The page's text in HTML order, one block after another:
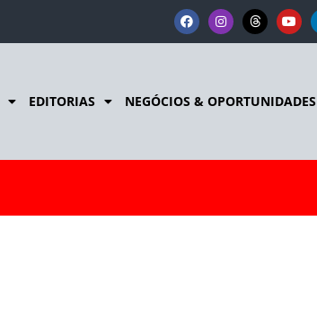
EDITORIAS NEGÓCIOS & OPORTUNIDADES